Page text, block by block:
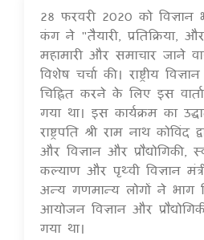
28 फरवरी 2020 को
कंग ने "तैयारी, प्रतिक्रिया,
महामारी और समाचार जाने
विशेष चर्चा की। राष्ट्रीय
चिह्नित करने के लिए इस
गया था। इस कार्यक्रम का
राष्ट्रपति श्री राम नाथ कोविंद
और विज्ञान और प्रौद्योगिकी,
कल्याण और पृथ्वी विज्ञान
अन्य गणमान्य लोगों ने भाग
आयोजन विज्ञान और
गया था।